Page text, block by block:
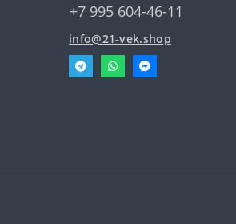
+7 995 604-46-11
info@21-vek.shop